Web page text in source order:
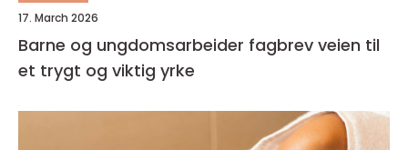
17. March 2026
Barne og ungdomsarbeider fagbrev veien til
et trygt og viktig yrke